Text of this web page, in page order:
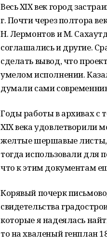
Весь XIX век город
г. Почти через полтора
Н. Лермонтов и М.
соглашались и другие.
сделать вывод, что
умелом исполнении.
думали сами
Годы работы в архивах с
XIX века удовлетворили
желтые шершавые листы,
тогда использовали для
что к этим документам
Корявый почерк
свидетельства
которые я надеялась
то на хваленый генплан